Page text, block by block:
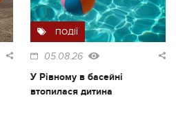
ПОДІЇ
05.08.26
У Рівному в басейні
втопилася дитина